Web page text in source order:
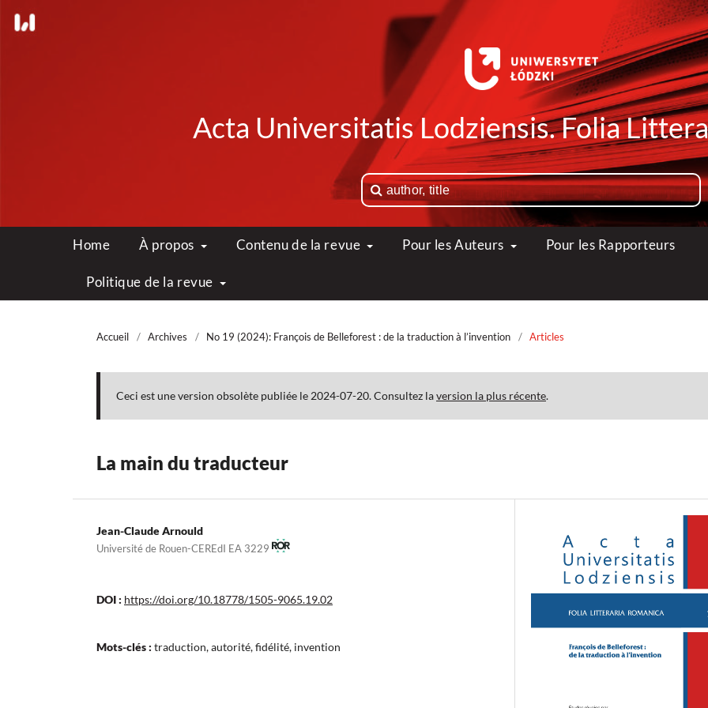
Acta Universitatis Lodziensis. Folia
Home À propos Contenu de la revue Pour les Auteurs Pour les Rapporteurs
Politique de la revue
Accueil / Archives / No 19 (2024): François de Belleforest : de la traduction à l’invention / Articles
Ceci est une version obsolète publiée le 2024-07-20. Consultez laversion la plus récente.
La main du traducteur
Jean-Claude Arnould
Université de Rouen-CEREdI EA 3229
DOI : https://doi.org/10.18778/1505-9065.19.02
Mots-clés : traduction, autorité, fidélité, invention